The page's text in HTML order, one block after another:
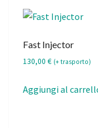
Fast Injector
130,00 € (+ trasporto)
Aggiungi al